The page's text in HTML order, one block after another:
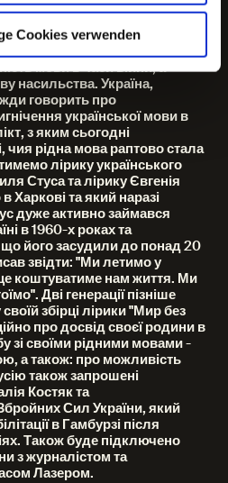
Cookies verwenden
звуки, ритм та значення мови,
буде присвячено українській
та досвіду наших гостей ми
мови в часи війни, а
насильства. Україна,
говорить про
української мови в
з яким сьогодні
чия рідна мова раптово стала
лірику українського
Стуса та лірику Євгенія
Харкові та який наразі
дуже активно займався
в 1960-х роках та
його засудили до понад 20
звідти: "Ми летимо у
коштуватиме нам життя. Ми
Дві генерації пізніше
збірці лірики "Мир без
про досвід своєї родини в
зі своїми рідними мовами -
а також: про можливість
також запрошені
Костяк та
Сил України, який
в Гамбурзі після
Також буде підключено
з журналістом та
Лазером.